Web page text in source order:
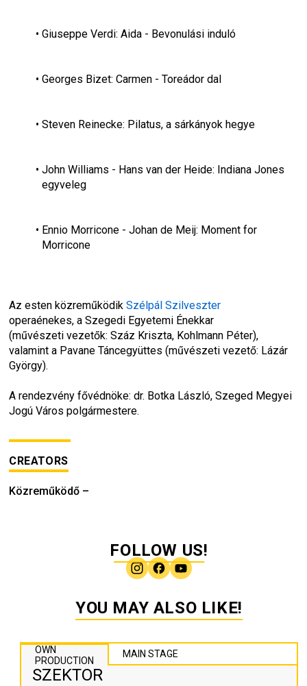
Giuseppe Verdi: Aida - Bevonulási induló
Georges Bizet: Carmen - Toreádor dal
Steven Reinecke: Pilatus, a sárkányok hegye
John Williams - Hans van der Heide: Indiana Jones
egyveleg
Ennio Morricone - Johan de Meij: Moment for
Morricone
Az esten közreműködik Szélpál Szilveszter
operaénekes, a Szegedi Egyetemi Énekkar
(művészeti vezetők: Száz Kriszta, Kohlmann Péter),
valamint a Pavane Táncegyüttes (művészeti vezető: Lázár
György).
A rendezvény fővédnöke: dr. Botka László, Szeged Megyei
Jogú Város polgármestere.
CREATORS
Közreműködő –
FOLLOW US!
YOU MAY ALSO LIKE!
OWN
PRODUCTION
MAIN STAGE
SZEKTOR